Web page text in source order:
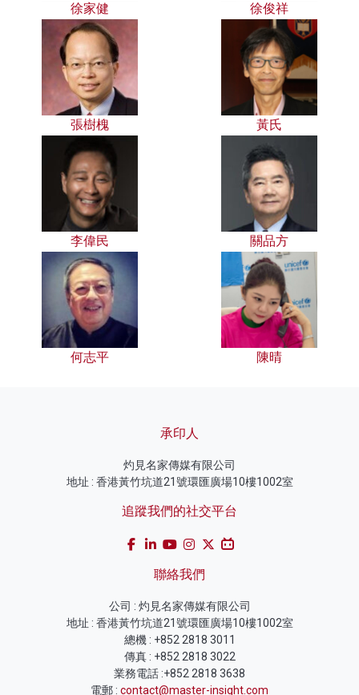
徐家健 徐俊祥
張樹槐 黃氏
李偉民 關品方
何志平 陳晴
承印人
灼見名家傳媒有限公司
地址 : 香港黃竹坑道21號環匯廣場10樓1002室
追蹤我們的社交平台
聯絡我們
公司 : 灼見名家傳媒有限公司
地址 : 香港黃竹坑道21號環匯廣場10樓1002室
總機 : +852 2818 3011
傳真 : +852 2818 3022
業務電話 :+852 2818 3638
電郵 : contact@master-insight.com